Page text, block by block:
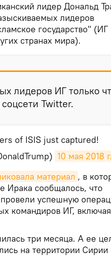
лидер Дональд
лидеров
государство" (ИГ
странах мира).
лидеров ИГ только
Twitter.
of ISIS just captured!
10 мая 2018 г.
материал , в
Ирака сообщалось, что
провели успешную
командиров ИГ, включая
три месяца. А ее
на территории Сирии